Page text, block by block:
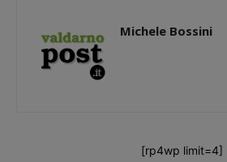
Michele Bossini
[rp4wp limit=4]